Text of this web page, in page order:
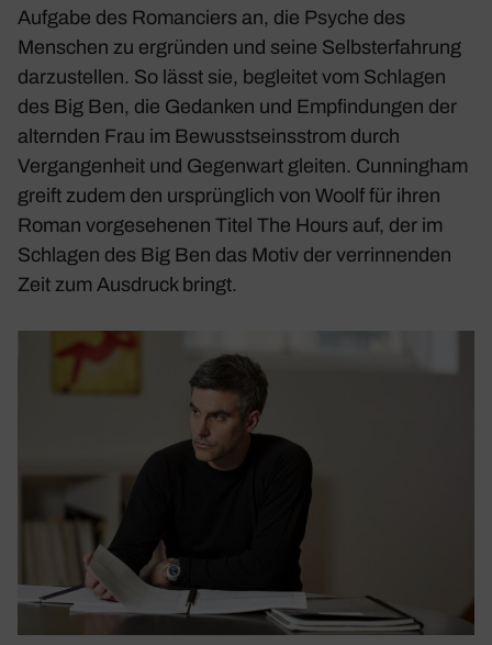
Aufgabe des Roman­ciers an, die Psyche des
Menschen zu ergründen und seine Selbst­er­fah­rung
darzu­stellen. So lässt sie, begleitet vom Schlagen
des Big Ben, die Gedanken und Empfin­dungen der
alternden Frau im Bewusst­seins­strom durch
Vergan­gen­heit und Gegen­wart gleiten. Cunningham
greift zudem den ursprüng­lich von Woolf für ihren
Roman vorge­se­henen Titel The Hours auf, der im
Schlagen des Big Ben das Motiv der verrin­nenden
Zeit zum Ausdruck bringt.